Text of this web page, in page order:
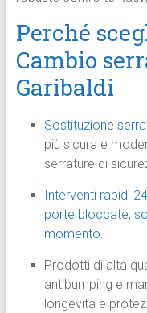
Perché
Cambio
Garibaldi
Sostituzione
più sicura e
serrature di
Interventi rapidi
porte bloccate,
momento.
Prodotti di alta
antibumping e
longevità e